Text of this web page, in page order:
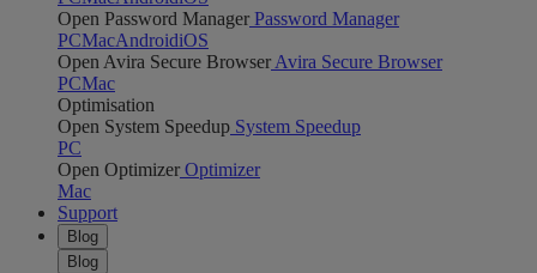
Open Password Manager Password Manager
PCMacAndroidiOS
Open Avira Secure Browser Avira Secure Browser
PCMac
Optimisation
Open System Speedup System Speedup
PC
Open Optimizer Optimizer
Mac
Support
Blog
Blog